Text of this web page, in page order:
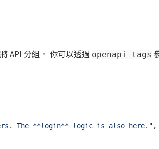
API 分組。 你可以透過 openapi_tags
The **login** logic is also here." ,